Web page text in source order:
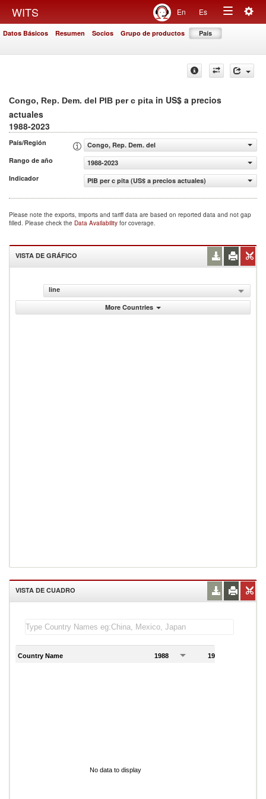
WITS En Es
Toggle
Datos Básicos Resumen Socios Grupo de productos País
Congo, Rep. Dem. del PIB per c pita in US$ a precios
actuales
1988-2023
País/Región
Congo, Rep. Dem. del
Rango de año
1988-2023
Indicador
PIB per c pita (US$ a precios actuales)
Please note the exports, imports and tariff data are based on reported data and not gap
filled. Please check the Data Availability for coverage.
VISTA DE GRÁFICO
line
More Countries
VISTA DE CUADRO
Country Name 1988 1989
No data to display